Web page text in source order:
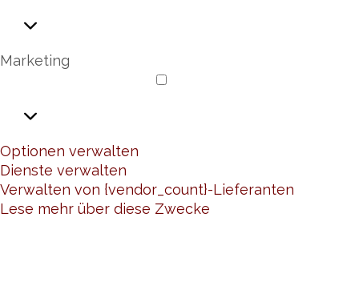
Marketing
Optionen verwalten
Dienste verwalten
Verwalten von {vendor_count}-Lieferanten
Lese mehr über diese Zwecke